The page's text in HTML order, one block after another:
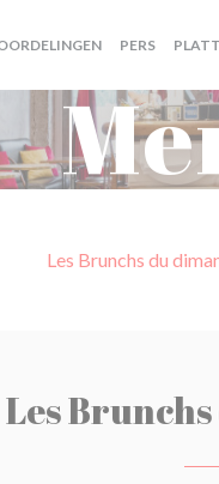
PERS
Les Brunchs du
Les